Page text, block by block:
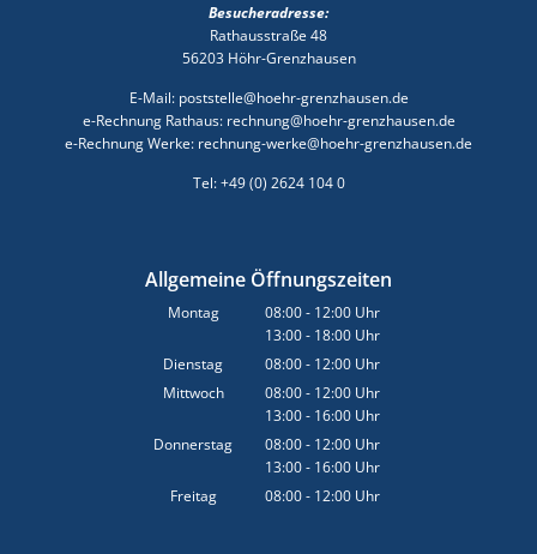
Besucheradresse:
Rathausstraße 48
56203 Höhr-Grenzhausen
E-Mail: poststelle@hoehr-grenzhausen.de
e-Rechnung Rathaus: rechnung@hoehr-grenzhausen.de
e-Rechnung Werke: rechnung-werke@hoehr-grenzhausen.de
Tel: +49 (0) 2624 104 0
Allgemeine Öffnungszeiten
Montag 08:00- 12:00 Uhr
Von 08:00 bis 12:00 Uhr
13:00- 18:00 Uhr
Von 13:00 bis 18:00 Uhr
Dienstag 08:00- 12:00 Uhr
Von 08:00 bis 12:00 Uhr
Mittwoch 08:00- 12:00 Uhr
Von 08:00 bis 12:00 Uhr
13:00- 16:00 Uhr
Von 13:00 bis 16:00 Uhr
Donnerstag 08:00- 12:00 Uhr
Von 08:00 bis 12:00 Uhr
13:00- 16:00 Uhr
Von 13:00 bis 16:00 Uhr
Freitag 08:00- 12:00 Uhr